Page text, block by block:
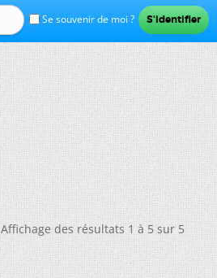
Se souvenir de moi ?
Affichage des résultats 1 à 5 sur 5